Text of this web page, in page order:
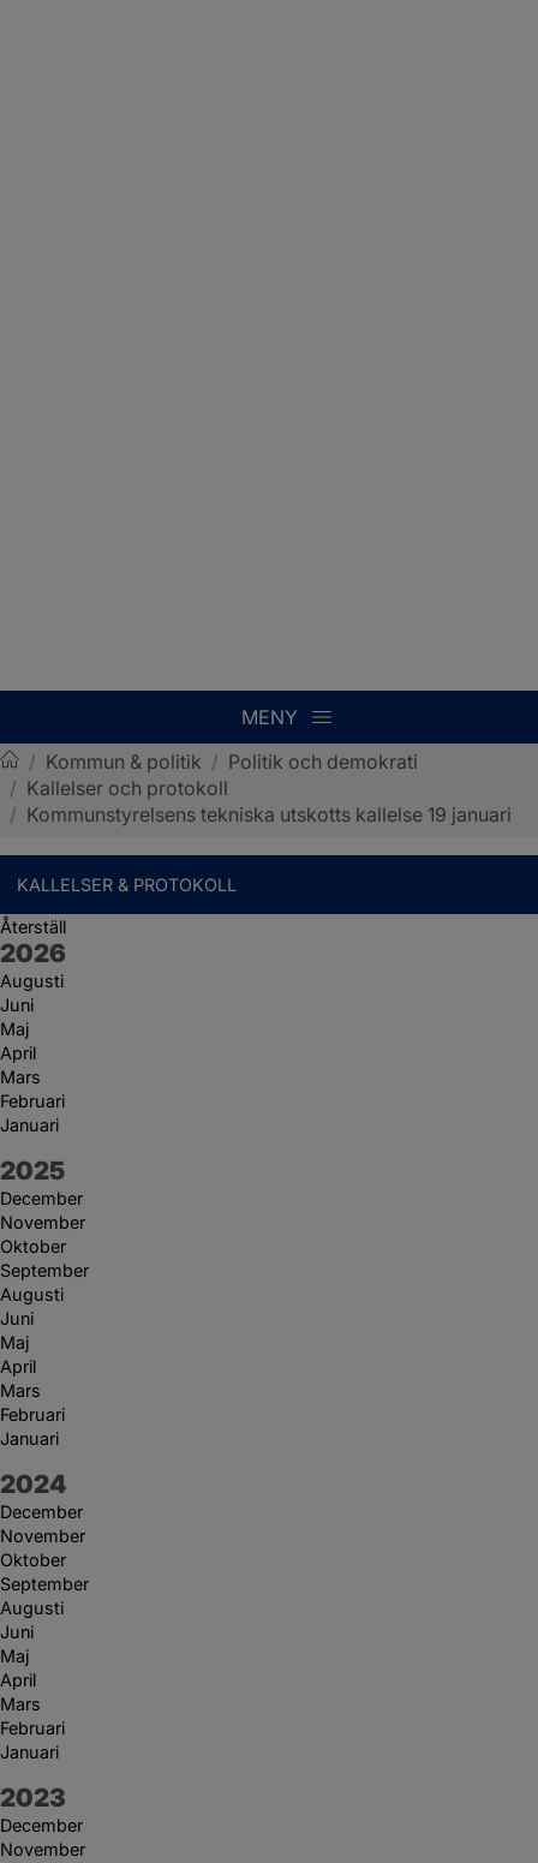
MENY
Sotenäs kommun
/ Kommun & politik / Politik och demokrati
/ Kallelser och protokoll
/ Kommunstyrelsens tekniska utskotts kallelse 19 januari
KALLELSER & PROTOKOLL
Återställ
År:
2026
Augusti
Juni
Maj
April
Mars
Februari
Januari
År:
2025
December
November
Oktober
September
Augusti
Juni
Maj
April
Mars
Februari
Januari
År:
2024
December
November
Oktober
September
Augusti
Juni
Maj
April
Mars
Februari
Januari
År:
2023
December
November